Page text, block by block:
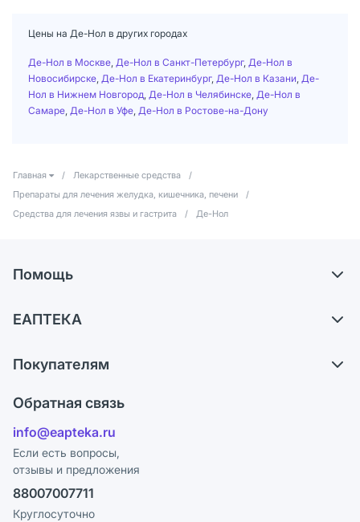
Цены на Де-Нол в других городах
Де-Нол в Москве Де-Нол в Санкт-Петербург, Де-Нол в
Новосибирске Де-Нол в Екатеринбург, Де-Нол в Казани Де-
Нол в Нижнем Новгород Де-Нол в Челябинске Де-Нол в
Самаре Де-Нол в Уфе Де-Нол в Ростове-на-Дону
Главная / Лекарственные средства
/
Препараты для лечения желудка, кишечника, печени
/
Средства для лечения язвы и гастрита
/ Де-Нол
Помощь
Обмен и возврат
Блог
ЕАПТЕКА
Карьера
Поставщики
Лицензия
Реклама на сайте
Ваши товары на ЕАПТЕКЕ
Покупателям
Программа СберСпасибо
Политика конфиденциальности
Пользовательское соглашение
Обратная связь
info@eapteka.ru
Если есть вопросы,
отзывы и предложения
88007007711
Круглосуточно